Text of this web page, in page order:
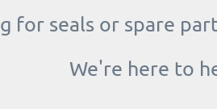
for seals or spare
We're here to